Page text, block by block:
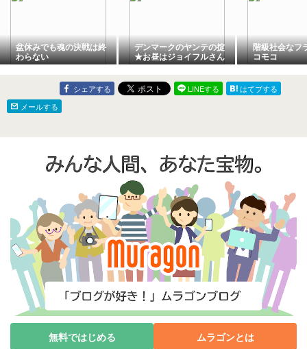
盆休みでも魂の決戦は終
わらない
デンマークのヤンテの掟
★お昼はジョイフルさん
階級社会な
コモコ
シェアする LINEする
はてブする
メールする
無料ではじめる ムラゴンとは